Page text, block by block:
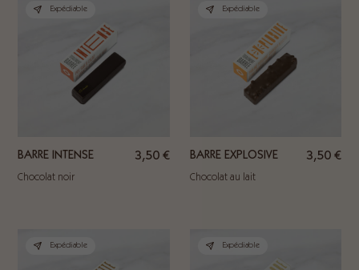
Expédiable
BARRE INTENSE 3,50 €
Chocolat noir
Expédiable
BARRE EXPLOSIVE 3,50 €
Chocolat au lait
Expédiable Expédiable